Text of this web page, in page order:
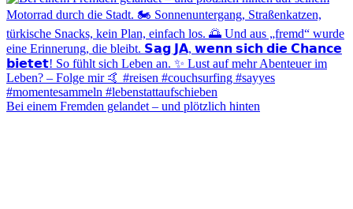
Bei einem Fremden gelandet – und plötzlich hinten